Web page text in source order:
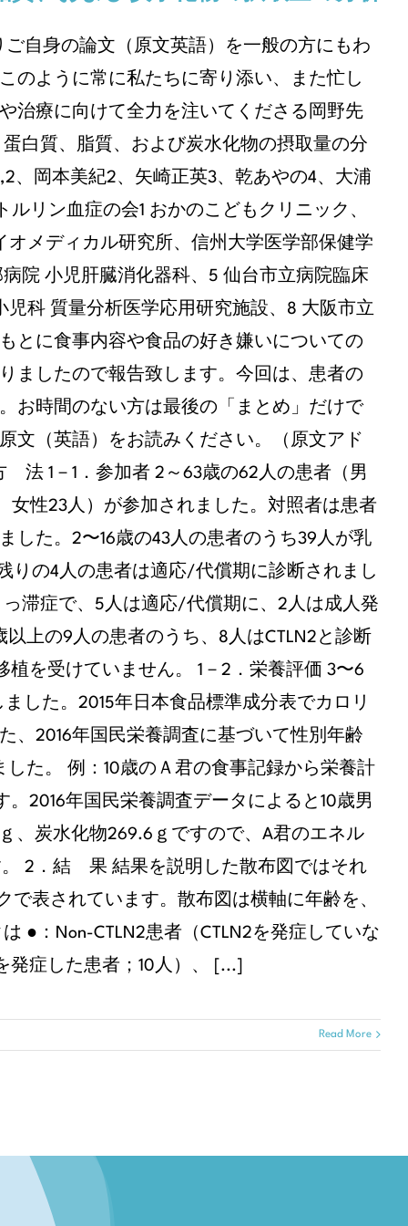
自身の論文（原文英語）を一般の方にもわ
のように常に私たちに寄り添い、また忙し
治療に向けて全力を注いてくださる岡野先
白質、脂質、および炭水化物の摂取量の分
、岡本美紀2、矢崎正英3、乾あやの4、大浦
リン血症の会1 おかのこどもクリニック、
メディカル研究所、信州大学医学部保健学
院 小児肝臓消化器科、5 仙台市立病院臨床
科 質量分析医学応用研究施設、8 大阪市立
とに食事内容や食品の好き嫌いについての
ましたので報告致します。今回は、患者の
お時間のない方は最後の「まとめ」だけで
文（英語）をお読みください。（原文アド
法 1－1．参加者 2～63歳の62人の患者（男
女性23人）が参加されました。対照者は患者
した。2〜16歳の43人の患者のうち39人が乳
りの4人の患者は適応/代償期に診断されまし
滞症で、5人は適応/代償期に、2人は成人発
上の9人の患者のうち、8人はCTLN2と診断
を受けていません。 1－2．栄養評価 3〜6
した。2015年日本食品標準成分表でカロリ
、2016年国民栄養調査に基づいて性別年齢
た。 例：10歳のＡ君の食事記録から栄養計
2016年国民栄養調査データによると10歳男
、炭水化物269.6ｇですので、A君のエネル
。 2．結 果 結果を説明した散布図ではそれ
表されています。散布図は横軸に年齢を、
●：Non-CTLN2患者（CTLN2を発症していな
発症した患者；10人）、 [...]
Read More